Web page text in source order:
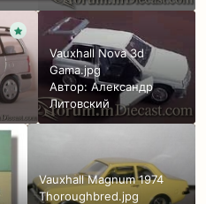
Vauxhall Nova 3d
Gama.jpg
Автор:Александр
Литовский
Vauxhall Magnum 1974
Thoroughbred.jpg